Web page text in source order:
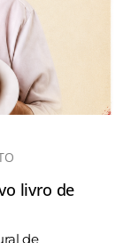
livro de
de